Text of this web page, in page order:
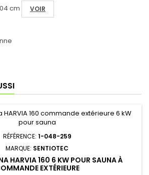
cm
VOIR
RÉFÉRENCE: 1-048-259
MARQUE: SENTIOTEC
HARVIA 160 6 KW POUR SAUNA À
EXTÉRIEURE